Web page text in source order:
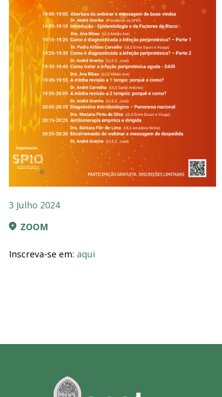
3 Julho 2024
ZOOM
Inscreva-se em: aqui